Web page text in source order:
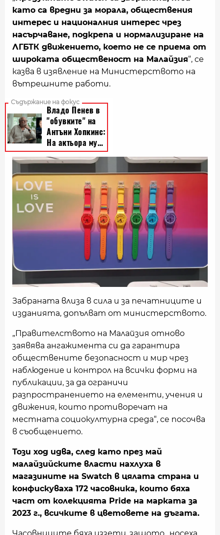
като са вредни за морала, обществения
интерес и националния интерес чрез
насърчаване, подкрепа и нормализиране на
ЛГБТК движението, което не се приема от
широката общественост на Малайзия“, се
казва в изявление на Министерството на
вътрешните работи.
Забраната влиза в сила и за печатниците и
изданията, допълват от министерството.
„Правителството на Малайзия отново
заявява ангажимента си да гарантира
обществените безопасност и мир чрез
наблюдение и контрол на всички форми на
публикации, за да ограничи
разпространението на елементи, учения и
движения, които противоречат на
местната социокултурна среда“, се посочва
в съобщението.
Този ход идва, след като през май
малайзийските власти нахлуха в
магазините на Swatch в цялата страна и
конфискуваха 172 часовника, които бяха
част от колекцията Pride на марката за
2023 г., всичките в цветовете на дъгата.